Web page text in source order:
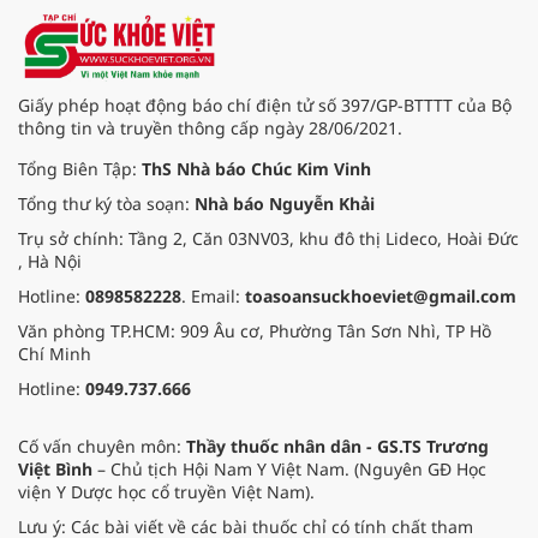
Giấy phép hoạt động báo chí điện tử số 397/GP-BTTTT của Bộ
thông tin và truyền thông cấp ngày 28/06/2021.
Tổng Biên Tập: ThS Nhà báo Chúc Kim Vinh
Tổng thư ký tòa soạn: Nhà báo Nguyễn Khải
Trụ sở chính: Tầng 2, Căn 03NV03, khu đô thị Lideco, Hoài Đức
, Hà Nội
Hotline: 0898582228. Email: toasoansuckhoeviet@gmail.com
Văn phòng TP.HCM: 909 Âu cơ, Phường Tân Sơn Nhì, TP Hồ
Chí Minh
Hotline: 0949.737.666
Cố vấn chuyên môn: Thầy thuốc nhân dân - GS.TS Trương
Việt Bình – Chủ tịch Hội Nam Y Việt Nam. (Nguyên GĐ Học
viện Y Dược học cổ truyền Việt Nam).
Lưu ý: Các bài viết về các bài thuốc chỉ có tính chất tham